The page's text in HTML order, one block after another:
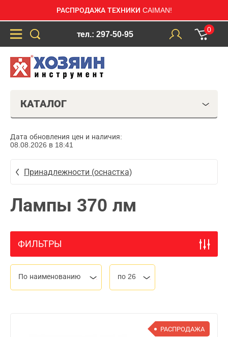
РАСПРОДАЖА ТЕХНИКИ CAIMAN!
тел.: 297-50-95
0
КАТАЛОГ
Дата обновления цен и наличия:
08.08.2026 в 18:41
Принадлежности (оснастка)
Лампы 370 лм
ФИЛЬТРЫ
По наименованию по 26
РАСПРОДАЖА